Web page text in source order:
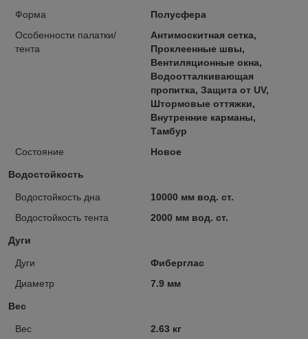
Форма
Полусфера
Особенности палатки/
тента
Антимоскитная сетка,
Проклеенные швы,
Вентиляционные окна,
Водоотталкивающая
пропитка, Защита от UV,
Штормовые оттяжки,
Внутренние карманы,
Тамбур
Состояние
Новое
Водостойкость
Водостойкость дна
10000 мм вод. ст.
Водостойкость тента
2000 мм вод. ст.
Дуги
Дуги
Фиберглас
Диаметр
7.9 мм
Вес
Вес 2.63 кг